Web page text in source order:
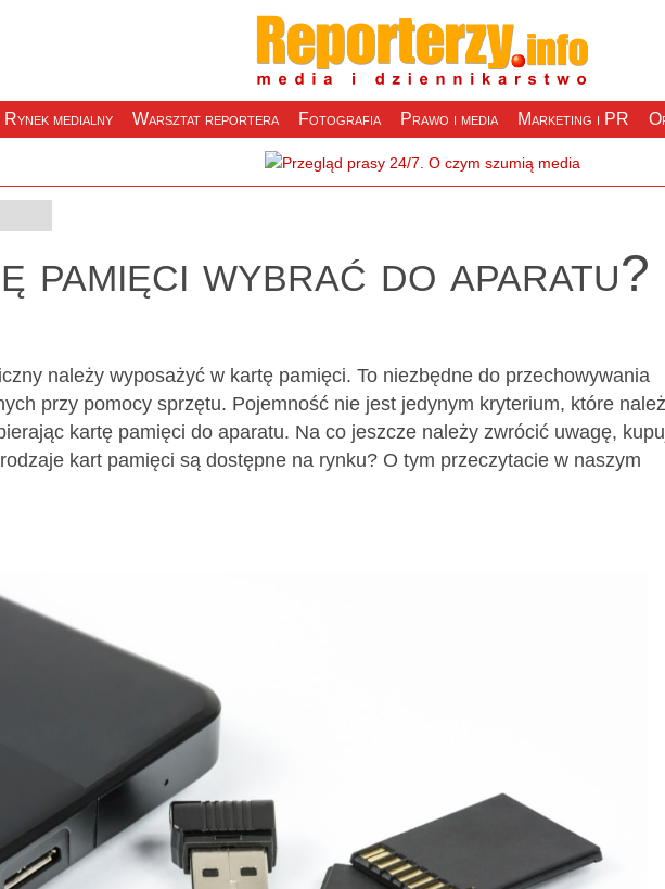
Rynek medialny Warsztat reportera Fotografia Prawo i media Marketing i PR
pamięci wybrać do aparatu?
należy wyposażyć w kartę pamięci. To niezbędne do przechowywania
przy pomocy sprzętu. Pojemność nie jest jedynym kryterium, które
kartę pamięci do aparatu. Na co jeszcze należy zwrócić uwagę,
kart pamięci są dostępne na rynku? O tym przeczytacie w naszym